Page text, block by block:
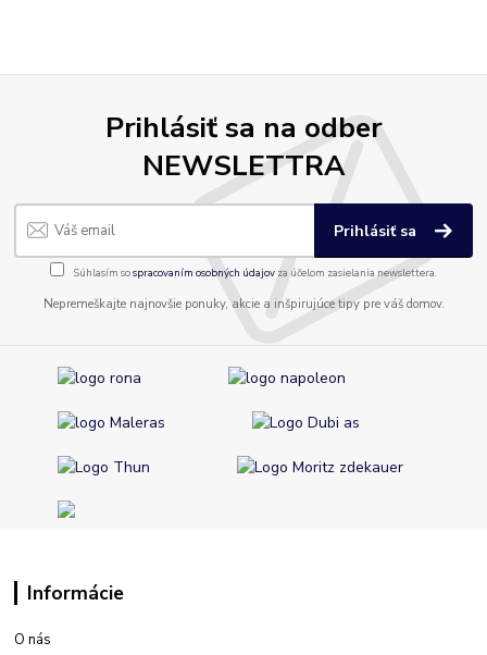
Prihlásiť sa na odber
NEWSLETTRA
Prihlásiť sa
Súhlasím sospracovaním osobných údajov za účelom zasielania newslettera.
Nepremeškajte najnovšie ponuky, akcie a inšpirujúce tipy pre váš domov.
Informácie
O nás